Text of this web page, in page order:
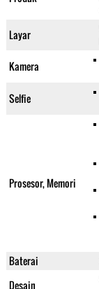
Layar
Kamera
Selfie
Prosesor, Memori
Baterai
Desain